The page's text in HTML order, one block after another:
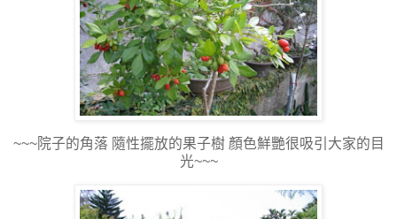
~~~院子的角落 隨性擺放的果子樹 顏色鮮艷很吸引大家的目
光~~~